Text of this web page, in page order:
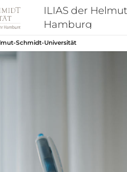
ILIAS der
Hamburg
Schmidt-Universität